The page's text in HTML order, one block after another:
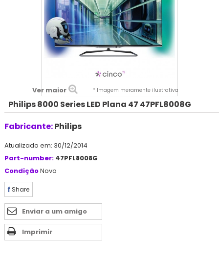
Ver maior * Imagem meramente ilustrativa
Philips 8000 Series LED Plana 47 47PFL8008G
Fabricante:Philips
Atualizado em: 30/12/2014
Part-number: 47PFL8008G
CondiçãoNovo
Share
Enviar a um amigo
Imprimir